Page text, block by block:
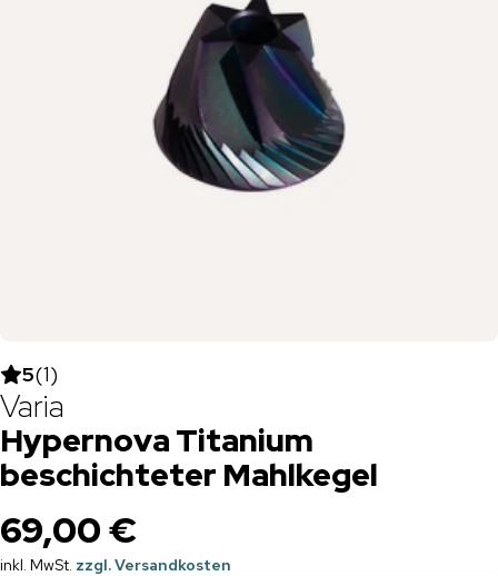
5(1)
Varia
Hypernova Titanium
beschichteter Mahlkegel
69,00 €
inkl. MwSt. zzgl. Versandkosten